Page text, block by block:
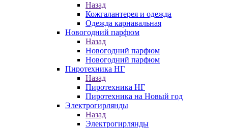
Назад
Кожгалантерея и одежда
Одежда карнавальная
Новогодний парфюм
Назад
Новогодний парфюм
Новогодний парфюм
Пиротехника НГ
Назад
Пиротехника НГ
Пиротехника на Новый год
Электрогирлянды
Назад
Электрогирлянды